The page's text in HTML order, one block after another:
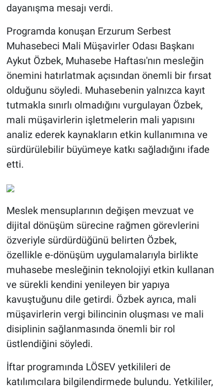
dayanışma mesajı verdi.
Programda konuşan Erzurum Serbest
Muhasebeci Mali Müşavirler Odası Başkanı
Aykut Özbek, Muhasebe Haftası'nın mesleğin
önemini hatırlatmak açısından önemli bir fırsat
olduğunu söyledi. Muhasebenin yalnızca kayıt
tutmakla sınırlı olmadığını vurgulayan Özbek,
mali müşavirlerin işletmelerin mali yapısını
analiz ederek kaynakların etkin kullanımına ve
sürdürülebilir büyümeye katkı sağladığını ifade
etti.
Meslek mensuplarının değişen mevzuat ve
dijital dönüşüm sürecine rağmen görevlerini
özveriyle sürdürdüğünü belirten Özbek,
özellikle e-dönüşüm uygulamalarıyla birlikte
muhasebe mesleğinin teknolojiyi etkin kullanan
ve sürekli kendini yenileyen bir yapıya
kavuştuğunu dile getirdi. Özbek ayrıca, mali
müşavirlerin vergi bilincinin oluşması ve mali
disiplinin sağlanmasında önemli bir rol
üstlendiğini söyledi.
İftar programında LÖSEV yetkilileri de
katılımcılara bilgilendirmede bulundu. Yetkililer,